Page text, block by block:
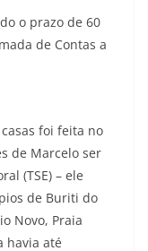
o prazo de 60
de Contas a
foi feita no
de Marcelo ser
(TSE) – ele
de Buriti do
Novo, Praia
havia até